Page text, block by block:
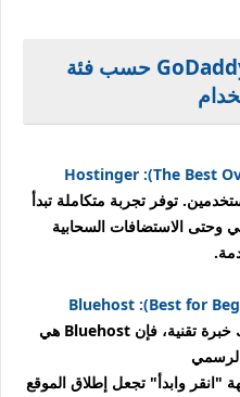
تصنيف أفضل بدائل GoDaddy حسب فئة
توفر تجربة متكاملة تبدأ
وحتى الاستضافات السحابية
إذا كنت تبدأ موقعك الأول ولا تملك خبرة تقنية، فإن Bluehost هي
"انقر وابدأ" تجعل إطلاق الموقع